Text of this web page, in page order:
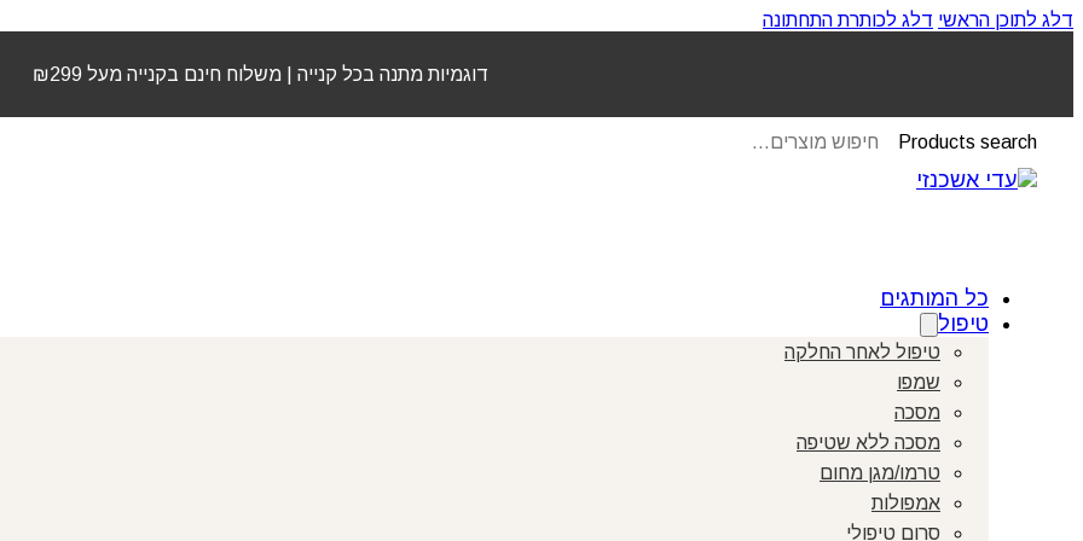
דלג לתוכן הראשי דלג לכותרת התחתונה
דוגמיות מתנה בכל קנייה | משלוח חינם בקנייה מעל ₪299
Products search
כל המותגים
טיפול
טיפול לאחר החלקה
שמפו
מסכה
מסכה ללא שטיפה
טרמו/מגן מחום
אמפולות
סרום טיפולי